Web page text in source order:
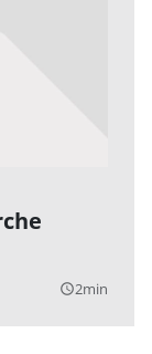
query_builder2min